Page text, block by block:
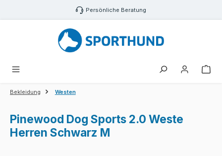
Zum Hauptinhalt springen Persönliche Beratung
Bekleidung Westen
Pinewood Dog Sports 2.0 Weste
Herren Schwarz M